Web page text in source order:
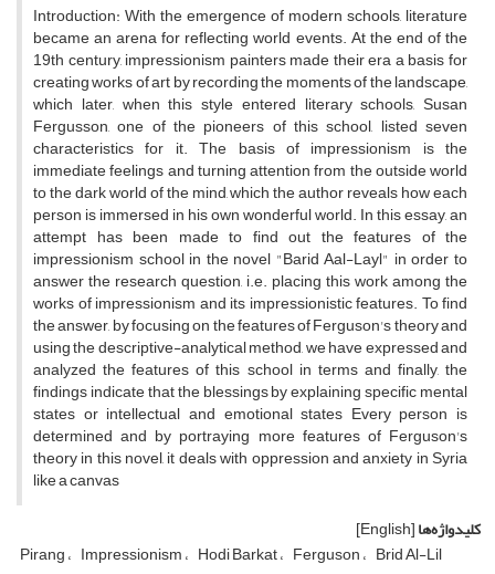
Introduction: With the emergence of modern schools, literature
became an arena for reflecting world events. At the end of the
19th century, impressionism painters made their era a basis for
creating works of art by recording the moments of the landscape,
which later, when this style entered literary schools, Susan
Fergusson, one of the pioneers of this school, listed seven
characteristics for it. The basis of impressionism is the
immediate feelings and turning attention from the outside world
to the dark world of the mind, which the author reveals how each
person is immersed in his own wonderful world. In this essay, an
attempt has been made to find out the features of the
impressionism school in the novel "Barid Aal-Layl" in order to
answer the research question, i.e. placing this work among the
works of impressionism and its impressionistic features. To find
the answer, by focusing on the features of Ferguson's theory and
using the descriptive-analytical method, we have expressed and
analyzed the features of this school in terms and finally, the
findings indicate that the blessings by explaining specific mental
states or intellectual and emotional states Every person is
determined and by portraying more features of Ferguson's
theory in this novel, it deals with oppression and anxiety in Syria
like a canvas
کلیدواژه‌ها[English]
Pirang Impressionism Hodi Barkat Ferguson Brid Al-Lil